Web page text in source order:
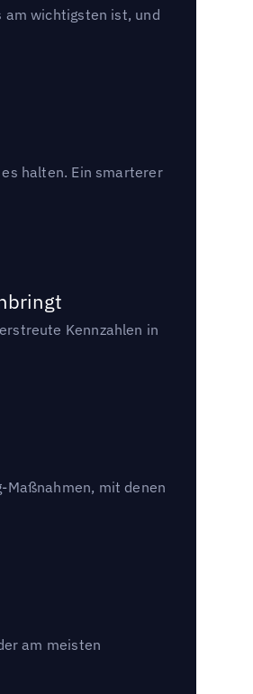
am wichtigsten ist, und
halten. Ein smarterer
Kennzahlen in
Maßnahmen, mit denen
am meisten